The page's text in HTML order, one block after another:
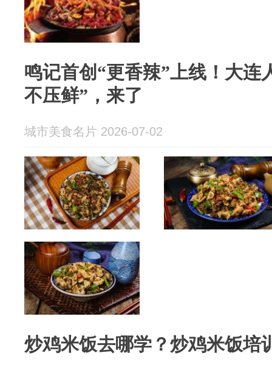
鸣记首创“更香辣”上线！大连
不压鲜”，来了
城市美食名片 2026-07-02
炒鸡米饭去哪学？炒鸡米饭培